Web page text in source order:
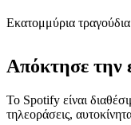
Εκατομμύρια
Απόκτησε την
Το Spotify είναι
τηλεοράσεις,